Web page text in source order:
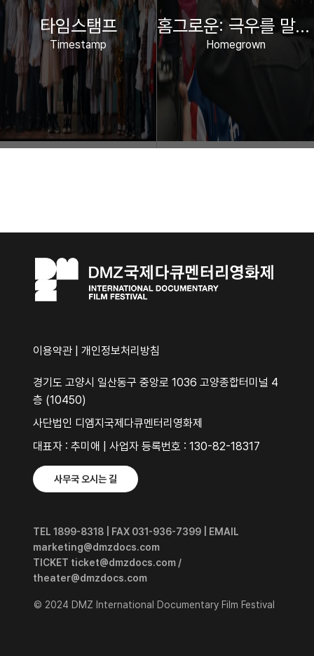
타임스탬프
Timestamp
홈그로운: 극우를 말하다
Homegrown
이용약관 개인정보처리방침
경기도 고양시 일산동구 중앙로 1036 고양종합터미널 4
층 (10450)
사단법인 디엠지국제다큐멘터리영화제
대표자 : 추미애 | 사업자 등록번호 : 130-82-18317
사무국 오시는 길
TEL 1899-8318 | FAX 031-936-7399 | EMAIL
marketing@dmzdocs.com
TICKET ticket@dmzdocs.com /
theater@dmzdocs.com
© 2024 DMZ International Documentary Film Festival